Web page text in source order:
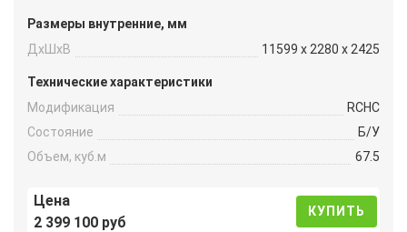
Размеры внутренние, мм
ДxШxВ
11599 x 2280 x 2425
Технические характеристики
Модификация
RCHC
Состояние
Б/У
Объем, куб.м
67.5
Цена
2 399 100 руб
КУПИТЬ